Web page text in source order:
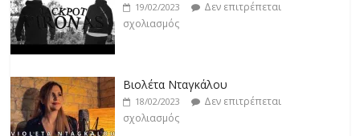
18/02/2023
Δεν επιτρέπεται
σχολιασμός
Κατερίνα Λιόλιου
17/02/2023
Δεν επιτρέπεται
σχολιασμός